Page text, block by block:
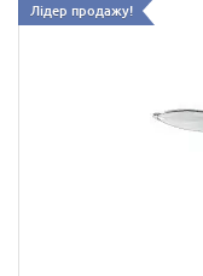
Лідер продажу!